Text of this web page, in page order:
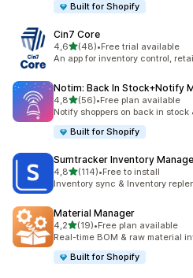
Built for Shopify
Cin7 Core
4,6/ 5 tähteä
(48)
48 arvostelua yhteensä
•Free trial available
An app for inventory control,
Notim: Back In Stock+Notify
4,8/ 5 tähteä
(56)
56 arvostelua yhteensä
•Free plan available
Notify shoppers on back in
Built for Shopify
Sumtracker Inventory
4,8/ 5 tähteä
(114)
114 arvostelua yhteensä
•Free to install
Inventory sync & Inventory
Material Manager
4,2/ 5 tähteä
(19)
19 arvostelua yhteensä
•Free plan available
Real-time BOM & raw material
Built for Shopify